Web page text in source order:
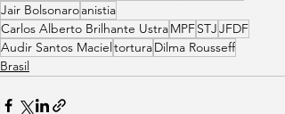
Jair Bolsonaroanistia
Carlos Alberto Brilhante UstraMPFSTJJFDF
Audir Santos MacieltorturaDilma Rousseff
Brasil